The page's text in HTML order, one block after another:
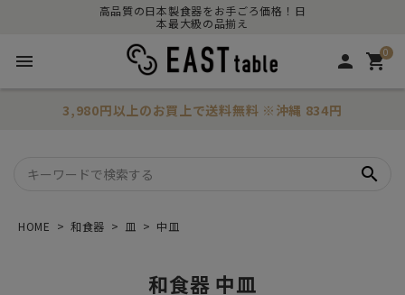
高品質の日本製食器をお手ごろ価格！日
本最大級の品揃え
menu person 0
shopping_cart
3,980円以上のお買上で送料無料 ※沖縄 834円
search
HOME 和食器 皿 中皿
和食器 中皿